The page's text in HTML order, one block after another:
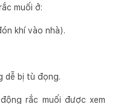
muối ở:
khí vào nhà).
dễ bị tù đọng.
rắc muối được xem